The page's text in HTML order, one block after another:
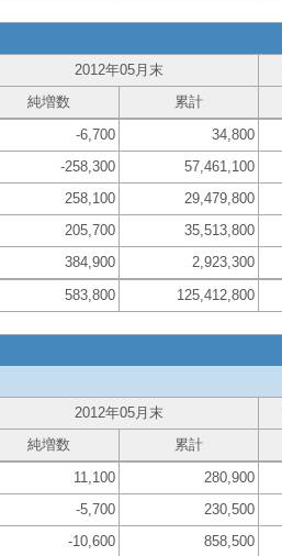
2012年05月末
純増数 累計
-6,700 34,800
-258,300 57,461,100
258,100 29,479,800
205,700 35,513,800
384,900 2,923,300
583,800 125,412,800
2012年05月末
純増数 累計
11,100 280,900
-5,700 230,500
-10,600 858,500